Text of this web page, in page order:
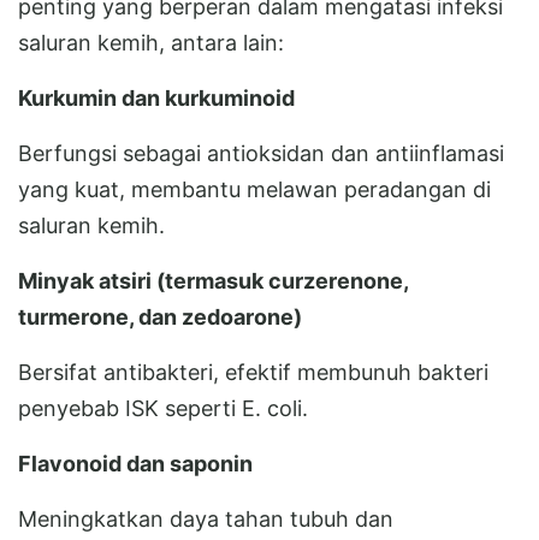
penting yang berperan dalam mengatasi infeksi
saluran kemih, antara lain:
Kurkumin dan kurkuminoid
Berfungsi sebagai antioksidan dan antiinflamasi
yang kuat, membantu melawan peradangan di
saluran kemih.
Minyak atsiri (termasuk curzerenone,
turmerone, dan zedoarone)
Bersifat antibakteri, efektif membunuh bakteri
penyebab ISK seperti E. coli.
Flavonoid dan saponin
Meningkatkan daya tahan tubuh dan